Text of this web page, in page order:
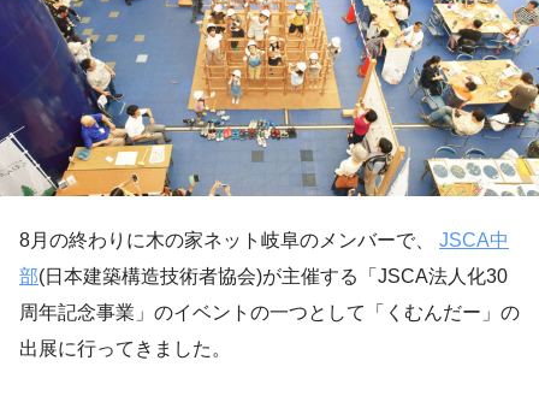
8月の終わりに木の家ネット岐阜のメンバーで、 JSCA中
部(日本建築構造技術者協会)が主催する「JSCA法人化30
周年記念事業」のイベントの一つとして「くむんだー」の
出展に行ってきました。